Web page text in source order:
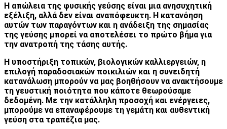
Η απώλεια της φυσικής γεύσης είναι μια ανησυχητική
εξέλιξη, αλλά δεν είναι αναπόφευκτη. Η κατανόηση
αυτών των παραγόντων και η ανάδειξη της σημασίας
της γεύσης μπορεί να αποτελέσει το πρώτο βήμα για
την ανατροπή της τάσης αυτής.
Η υποστήριξη τοπικών, βιολογικών καλλιεργειών, η
επιλογή παραδοσιακών ποικιλιών και η συνειδητή
κατανάλωση μπορούν να μας βοηθήσουν να ανακτήσουμε
τη γευστική ποιότητα που κάποτε θεωρούσαμε
δεδομένη. Με την κατάλληλη προσοχή και ενέργειες,
μπορούμε να επαναφέρουμε τη γεμάτη και αυθεντική
γεύση στα τραπέζια μας.